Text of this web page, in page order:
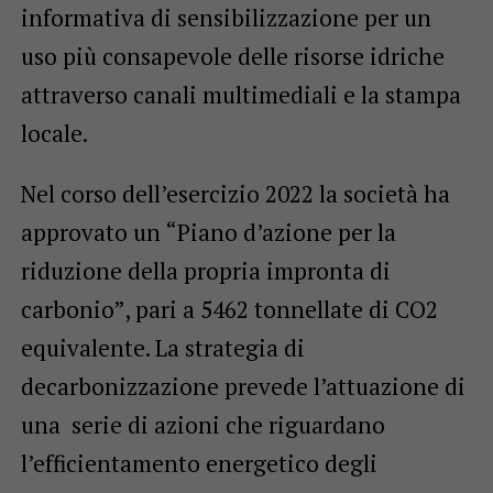
informativa di sensibilizzazione per un
uso più consapevole delle risorse idriche
attraverso canali multimediali e la stampa
locale.
Nel corso dell’esercizio 2022 la società ha
approvato un “Piano d’azione per la
riduzione della propria impronta di
carbonio”, pari a 5462 tonnellate di CO2
equivalente. La strategia di
decarbonizzazione prevede l’attuazione di
una serie di azioni che riguardano
l’efficientamento energetico degli